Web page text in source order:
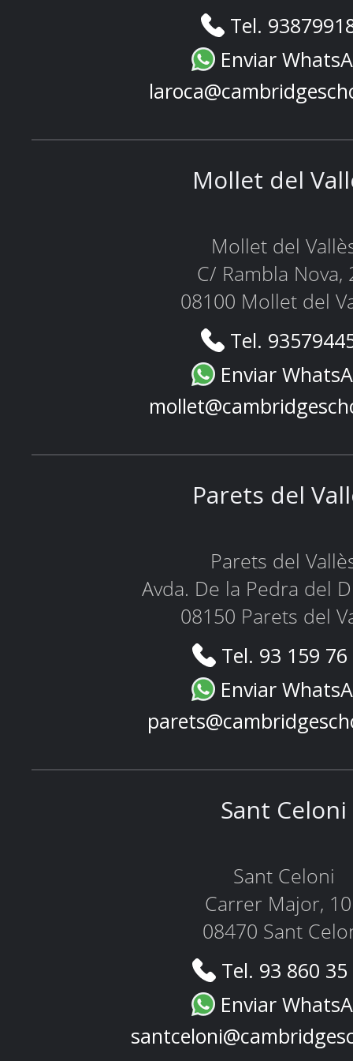
Tel.
Enviar
Mollet del
Mollet del
C/ Rambla Nova,
08100 Mollet del
Tel.
Enviar
Parets del
Parets del
Avda. De la Pedra del
08150 Parets del
Tel. 93 159
Enviar
Sant Celoni
Sant Celoni
Carrer Major,
08470 Sant
Tel. 93 860
Enviar